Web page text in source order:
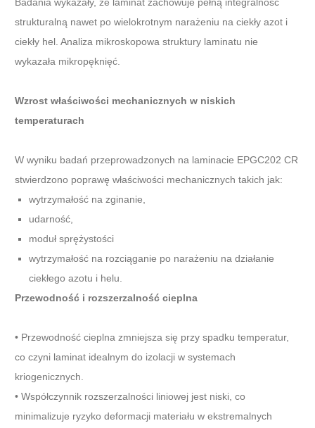
strukturalną nawet po wielokrotnym narażeniu na ciekły azot i
ciekły hel. Analiza mikroskopowa struktury laminatu nie
wykazała mikropęknięć.
Wzrost właściwości mechanicznych w niskich
temperaturach
W wyniku badań przeprowadzonych na laminacie EPGC202 CR
stwierdzono poprawę właściwości mechanicznych takich jak:
wytrzymałość na zginanie,
udarność,
moduł sprężystości
wytrzymałość na rozciąganie po narażeniu na działanie
ciekłego azotu i helu.
Przewodność i rozszerzalność cieplna
• Przewodność cieplna zmniejsza się przy spadku temperatur,
co czyni laminat idealnym do izolacji w systemach
kriogenicznych.
• Współczynnik rozszerzalności liniowej jest niski, co
minimalizuje ryzyko deformacji materiału w ekstremalnych